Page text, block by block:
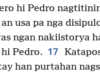
hi Pedro
usa pa nga
ngan nakiistorya
Pedro. 17
han purtahan